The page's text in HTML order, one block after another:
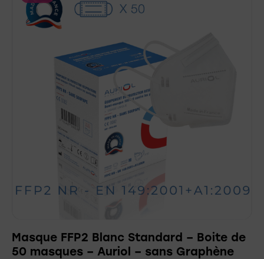
Masque FFP2 Blanc Standard – Boite de
50 masques – Auriol – sans Graphène